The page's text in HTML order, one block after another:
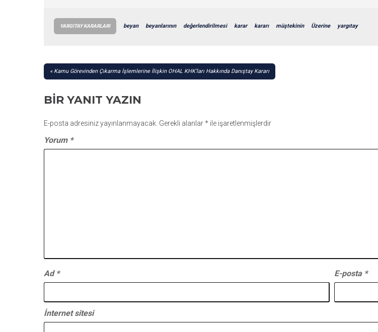
YARGITAY KARARLARI beyan beyanlarının değerlendirilmesi karar kararı müştekinin Üzerine yargıtay
YAZI
Kamu Görevinden Çıkarma İşlemlerine İlişkin OHAL KHK’ları Hakkında Danıştay Kararı
BIR YANIT YAZIN
E-posta adresiniz yayınlanmayacak. Gerekli alanlar* ile işaretlenmişlerdir
Yorum *
Ad * E-posta *
İnternet sitesi